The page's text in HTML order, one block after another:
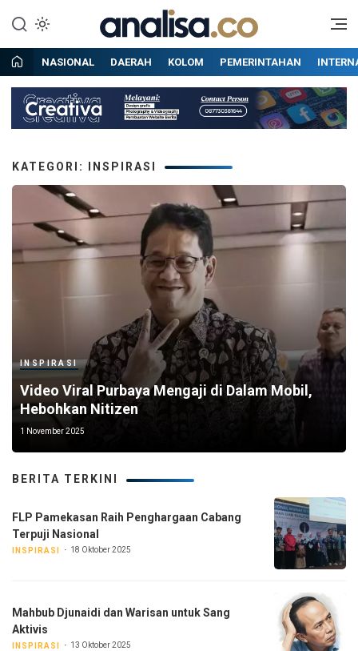
konten
Analisa
Situs berita online terpercaya
NASIONAL DAERAH KOLOM PEMERINTAHAN
KATEGORI: INSPIRASI
INSPIRASI
Video Viral Purbaya Mengaji di Dalam Mobil,
Hebohkan Nitizen
1 November 2025
BERITA TERKINI
FLP Pamekasan Raih Penghargaan Cabang
Terpuji Nasional
INSPIRASI 18 Oktober 2025
Mahbub Djunaidi dan Warisan untuk Sang
Aktivis
INSPIRASI 13 Oktober 2025